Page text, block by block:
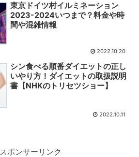
東京ドイツ村イルミネーション
2023-2024いつまで？料金や時
間や混雑情報
2022.10.20
シン食べる順番ダイエットの正し
いやり方！ダイエットの取扱説明
書【NHKのトリセツショー】
2022.10.11
スポンサーリンク